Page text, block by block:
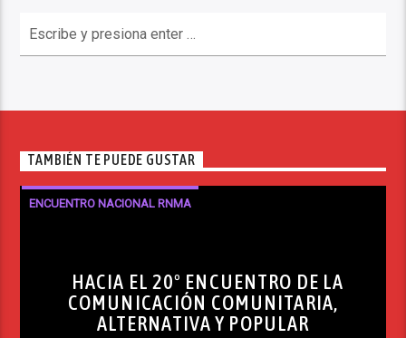
TAMBIÉN TE PUEDE GUSTAR
ENCUENTRO NACIONAL RNMA
HACIA EL 20º ENCUENTRO DE LA
COMUNICACIÓN COMUNITARIA,
ALTERNATIVA Y POPULAR